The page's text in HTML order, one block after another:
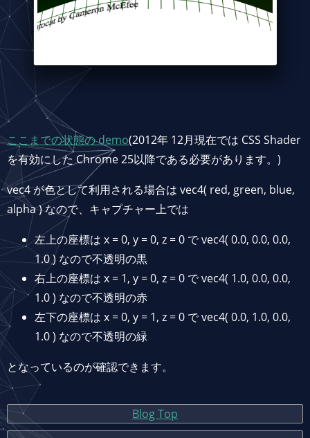
ここまでの状態の demo(2012年 12月現在では CSS Shader
を有効にした Chrome 25以降である必要があります。)
vec4 が色として利用される場合は vec4( red, green, blue,
alpha ) なので、キャプチャー上では
左上の座標は x = 0, y = 0, z = 0 で vec4( 0.0, 0.0, 0.0,
1.0 ) なので不透明の黒
右上の座標は x = 1, y = 0, z = 0 で vec4( 1.0, 0.0, 0.0,
1.0 ) なので不透明の赤
左下の座標は x = 0, y = 1, z = 0 で vec4( 0.0, 1.0, 0.0,
1.0 ) なので不透明の緑
となっているのが確認できます。
Blog Top